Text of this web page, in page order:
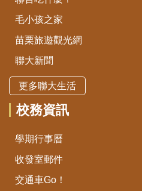
毛小孩之家
苗栗旅遊觀光網
聯大新聞
更多聯大生活
校務資訊
學期行事曆
收發室郵件
交通車Go！